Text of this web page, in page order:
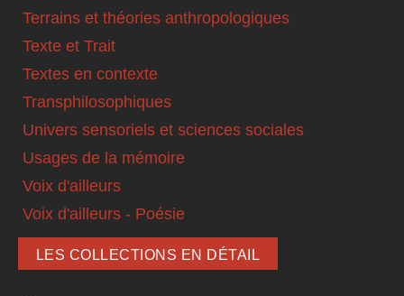
Terrains et théories anthropologiques
Texte et Trait
Textes en contexte
Transphilosophiques
Univers sensoriels et sciences sociales
Usages de la mémoire
Voix d'ailleurs
Voix d'ailleurs - Poésie
LES COLLECTIONS EN DÉTAIL